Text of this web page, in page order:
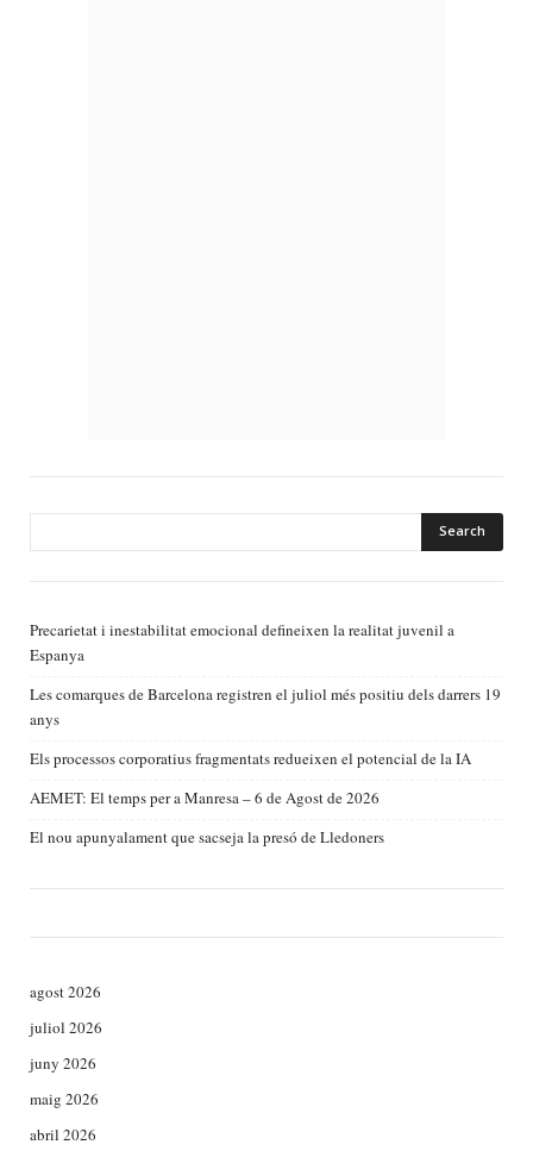
Precarietat i inestabilitat emocional defineixen la realitat juvenil a
Espanya
Les comarques de Barcelona registren el juliol més positiu dels darrers 19
anys
Els processos corporatius fragmentats redueixen el potencial de la IA
AEMET: El temps per a Manresa – 6 de Agost de 2026
El nou apunyalament que sacseja la presó de Lledoners
agost 2026
juliol 2026
juny 2026
maig 2026
abril 2026